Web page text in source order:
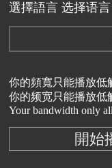
選擇語言 选择语言
你的頻寬只能播放低
你的频宽只能播放低
Your bandwidth only
開始